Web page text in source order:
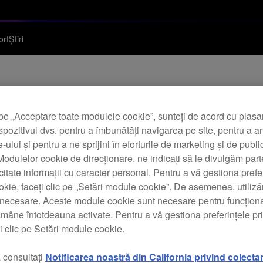
Știri
ul
TSI pentru modelele DDJ-FLX6 și DDJ-FLX6-GT.
„Acceptare toate modulele cookie”, sunteți de acord cu
dvs. pentru a îmbunătăți navigarea pe site, pentru a
ului și pentru a ne sprijini în eforturile de marketing și de
cookie de direcționare, ne indicați să le divulgăm
informații cu caracter personal. Pentru a vă gestiona
faceți clic pe „Setări module cookie”. De asemenea,
Aceste module cookie sunt necesare pentru
întotdeauna activate. Pentru a vă gestiona preferințele
clic pe Setări module cookie.
Notificarea noastră din California privind